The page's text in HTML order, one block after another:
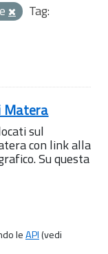
Tag:
Matera
sul
con link alla
Su questa
leAPI(vedi